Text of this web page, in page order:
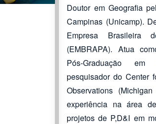
Doutor em Geografia
Campinas (Unicamp).
Empresa Brasileira
(EMBRAPA). Atua
Pós-Graduação
pesquisador do Center
Observations
experiência na área
projetos de P,D&I em